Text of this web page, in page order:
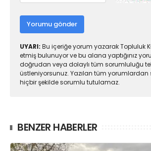
Yorumu gönder
UYARI: Bu içeriğe yorum yazarak Topluluk
etmiş bulunuyor ve bu alana yaptığınız
doğrudan veya dolaylı tüm sorumluluğu
üstleniyorsunuz. Yazılan tüm yorumlardan
hiçbir şekilde sorumlu tutulamaz.
BENZER HABERLER